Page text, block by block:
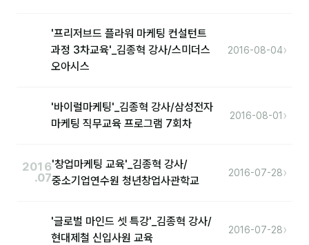
담당자·교육생 피드백
온라인강의 수강 후기
'프리저브드 플라워 마케팅 컨설턴트
과정 3차교육'_김종혁 강사/스미더스
오아시스
2016-08-04›
'바이럴마케팅'_김종혁 강사/삼성전자
마케팅 직무교육 프로그램 7회차
2016-08-01 ›
2016
.07
'창업마케팅 교육'_김종혁 강사/
중소기업연수원 청년창업사관학교
2016-07-28›
'글로벌 마인드 셋 특강'_김종혁 강사/
현대제철 신입사원 교육
2016-07-28›